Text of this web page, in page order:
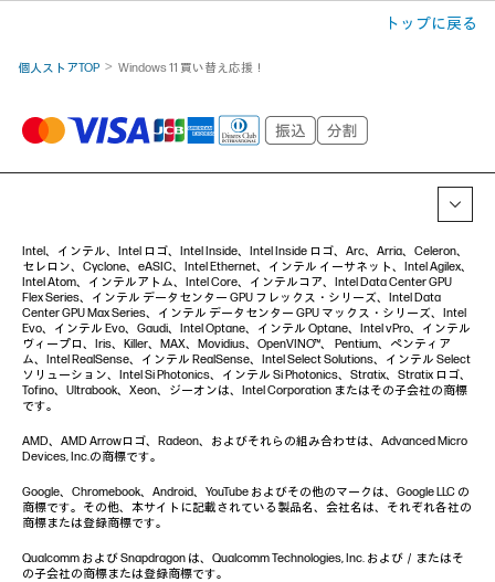
トップに戻る
個人ストアTOP Windows 11 買い替え応援！
Intel、インテル、Intel ロゴ、Intel Inside、Intel Inside ロゴ、Arc、Arria、Celeron、
セレロン、Cyclone、eASIC、Intel Ethernet、インテル イーサネット、Intel Agilex、
Intel Atom、インテルアトム、Intel Core、インテルコア、Intel Data Center GPU
Flex Series、インテル データセンター GPU フレックス・シリーズ、Intel Data
Center GPU Max Series、インテル データセンター GPU マックス・シリーズ、Intel
Evo、インテル Evo、Gaudi、Intel Optane、インテル Optane、Intel vPro、インテル
ヴィープロ、Iris、Killer、MAX、Movidius、OpenVINO™、 Pentium、ペンティア
ム、Intel RealSense、インテル RealSense、Intel Select Solutions、インテル Select
ソリューション、Intel Si Photonics、インテル Si Photonics、Stratix、Stratix ロゴ、
Tofino、Ultrabook、Xeon、ジーオンは、Intel Corporation またはその子会社の商標
です。
AMD、AMD Arrowロゴ、Radeon、およびそれらの組み合わせは、Advanced Micro
Devices, Inc.の商標です。
Google、Chromebook、Android、YouTube およびその他のマークは、Google LLC の
商標です。その他、本サイトに記載されている製品名、会社名は、それぞれ各社の
商標または登録商標です。
Qualcomm および Snapdragon は、Qualcomm Technologies, Inc. および／またはそ
の子会社の商標または登録商標です。